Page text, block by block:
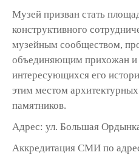
Музей призван стать
конструктивного
музейным сообществом,
объединяющим прихожан и
интересующихся его
этим местом
памятников.
Адрес: ул. Большая
Аккредитация СМИ по